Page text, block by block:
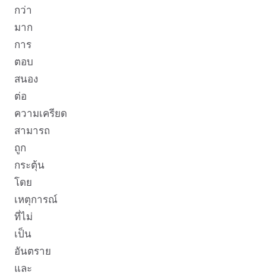
กว่า
มาก
การ
ตอบ
สนอง
ต่อ
ความเครียด
สามารถ
ถูก
กระตุ้น
โดย
เหตุการณ์
ที่ไม่
เป็น
อันตราย
และ